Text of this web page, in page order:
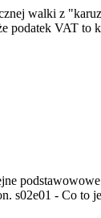
walki z
podatek VAT to
podstawowowe
s02e01 - Co to